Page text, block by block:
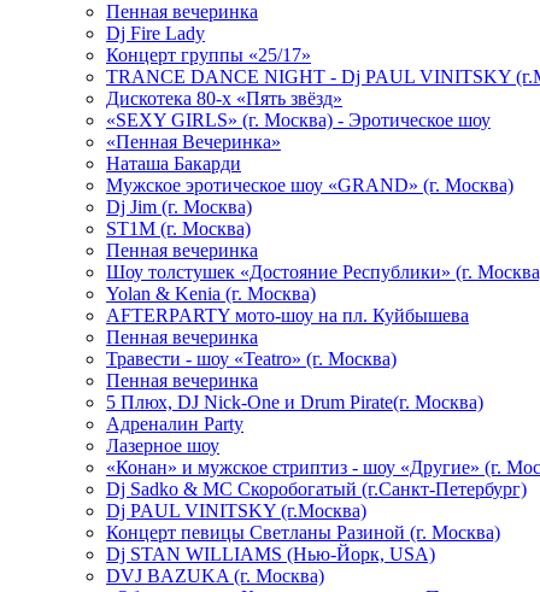
Пенная вечеринка
Dj Fire Lady
Концерт группы «25/17»
TRANCE DANCE NIGHT - Dj PAUL VINITSKY
Дискотека 80-х «Пять звёзд»
«SEXY GIRLS» (г. Москва) - Эротическое шоу
«Пенная Вечеринка»
Hаташа Бакарди
Мужское эротическое шоу «GRAND» (г. Москва)
Dj Jim (г. Москва)
ST1M (г. Москва)
Пенная вечеринка
Шоу толстушек «Достояние Республики» (г.
Yolan & Kenia (г. Москва)
AFTERPARTY мото-шоу на пл. Куйбышева
Пенная вечеринка
Травести - шоу «Teatro» (г. Москва)
Пенная вечеринка
5 Плюх, DJ Nick-One и Drum Pirate(г. Москва)
Адреналин Party
Лазерное шоу
«Конан» и мужское стриптиз - шоу «Другие» (г.
Dj Sadko & МС Скоробогатый (г.Санкт-Петербург)
Dj PAUL VINITSKY (г.Москва)
Концерт певицы Светланы Разиной (г. Москва)
Dj STAN WILLIAMS (Нью-Йорк, USA)
DVJ BAZUKA (г. Москва)